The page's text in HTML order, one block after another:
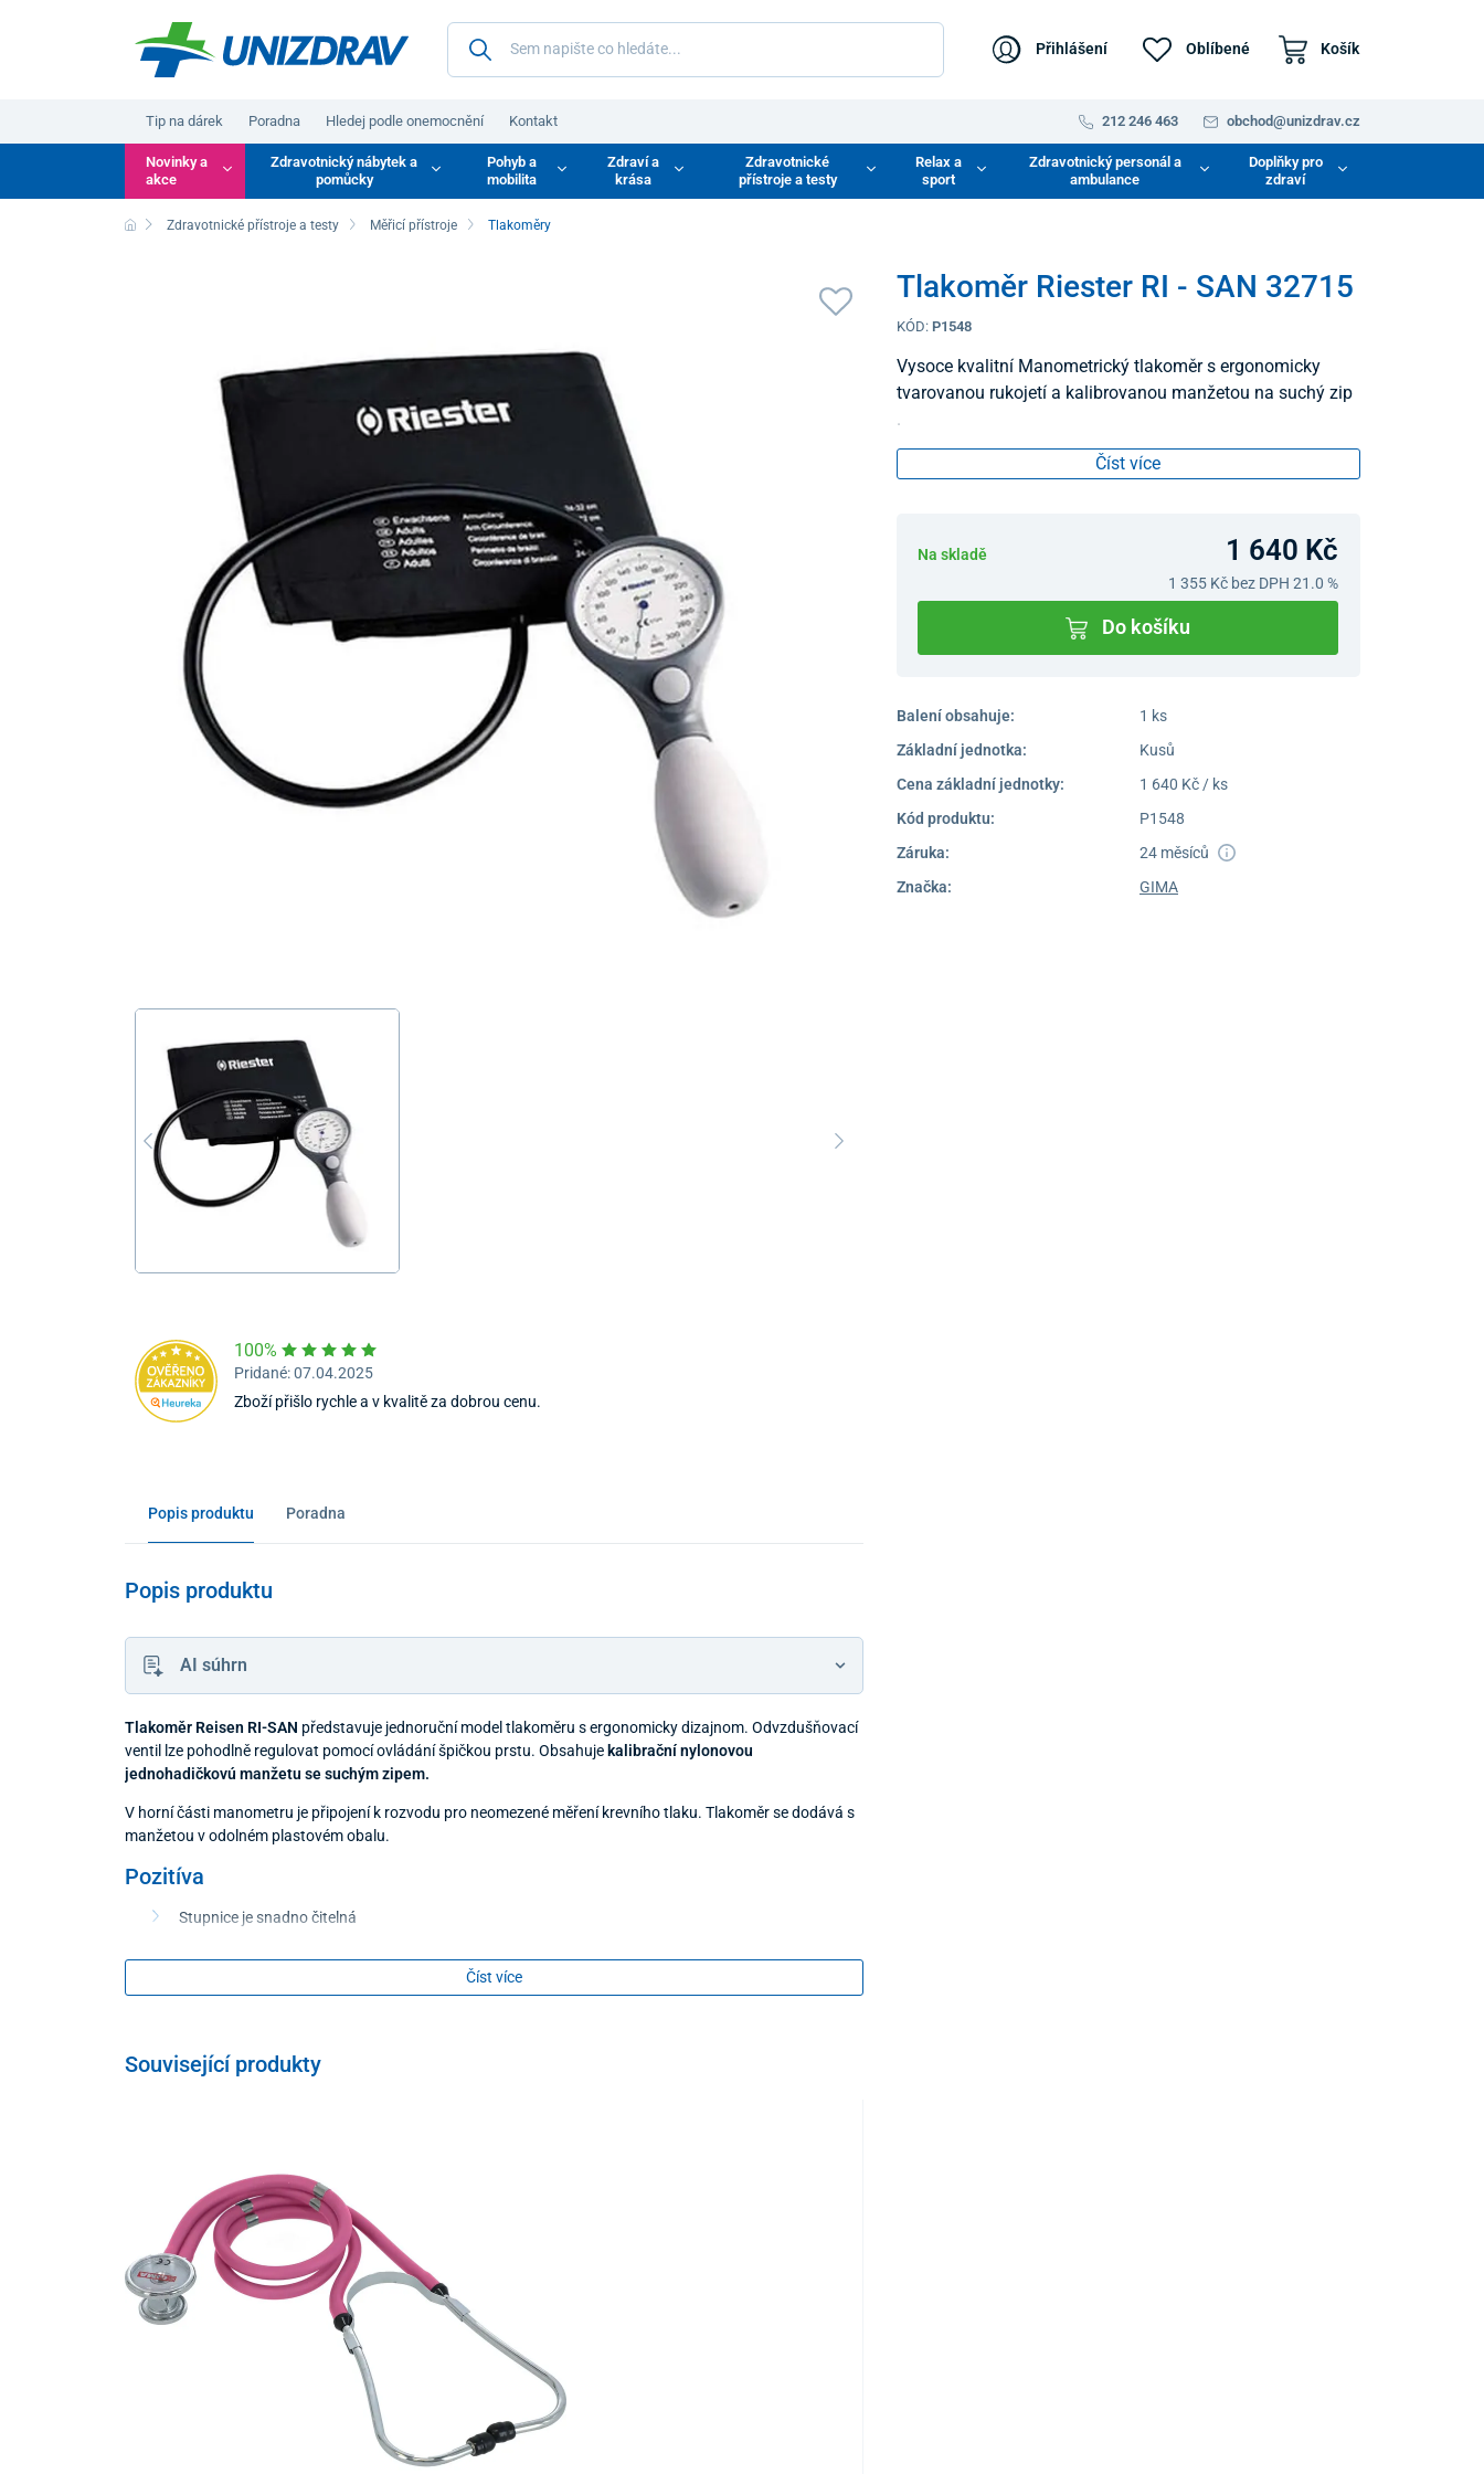
Přihlášení Oblíbené Košík
Tip na dárek Poradna Hledej podle onemocnění Kontakt 212 246 463 obchod@unizdrav.cz
Novinky a
akce
Zdravotnický nábytek a
pomůcky
Pohyb a
mobilita
Zdraví a
krása
Zdravotnické
přístroje a testy
Relax a
sport
Zdravotnický personál a
ambulance
Doplňky pro
zdraví
Zdravotnické přístroje a testy Měřicí přístroje Tlakoměry
Tlakoměr Riester RI - SAN 32715
KÓD: P1548
Vysoce kvalitní Manometrický tlakoměr s ergonomicky
tvarovanou rukojetí a kalibrovanou manžetou na suchý zip
.
Číst více
Na skladě 1 640 Kč
1 355 Kčbez DPH 21.0 %
Do košíku
Balení obsahuje:
1 ks
Základní jednotka:
Kusů
Cena základní jednotky:
1 640 Kč / ks
Kód produktu:
P1548
Záruka:
24 měsíců
Značka:
GIMA
100%
Pridané: 07.04.2025
Zboží přišlo rychle a v kvalitě za dobrou cenu.
Popis produktu Poradna
Popis produktu
AI súhrn
Tlakoměr Reisen RI-SAN představuje jednoruční model tlakoměru s ergonomicky dizajnom. Odvzdušňovací
ventil lze pohodlně regulovat pomocí ovládání špičkou prstu. Obsahuje kalibrační nylonovou
jednohadičkovú manžetu se suchým zipem.
V horní části manometru je připojení k rozvodu pro neomezené měření krevního tlaku. Tlakoměr se dodává s
manžetou v odolném plastovém obalu.
Pozitíva
Stupnice je snadno čitelná
Tolerance měřicího přístroje
Tlak
Zatěžení membrány
Číst více
Související produkty